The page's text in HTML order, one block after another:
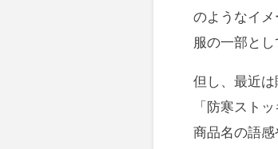
のようなイ
服の一部とし
但し、最近は
「防寒スト
商品名の語